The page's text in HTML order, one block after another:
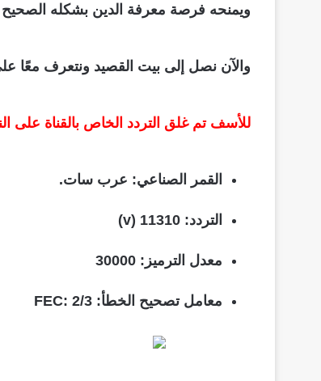
ويمنحه فرصة معرفة الدين بشكله الصحيح
والآن نصل إلى بيت القصيد ونتعرف معًا
للأسف تم غلق التردد الخاص بالقناة
القمر الصناعي: عرب سات.
التردد: 11310 (v)
معدل الترميز : 30000
معامل تصحيح الخطأ: FEC: 2/3